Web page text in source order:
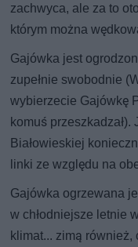
zachwyca, ale za to
którym można
Gajówka jest
zupełnie swobodnie
wybierzecie Gajówkę
komuś
Białowieskiej
linki ze względu na
Gajówka ogrzewana
w chłodniejsze letnie
klimat... zimą